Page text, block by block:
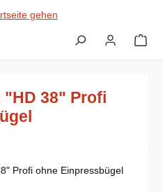
"HD 38" Profi